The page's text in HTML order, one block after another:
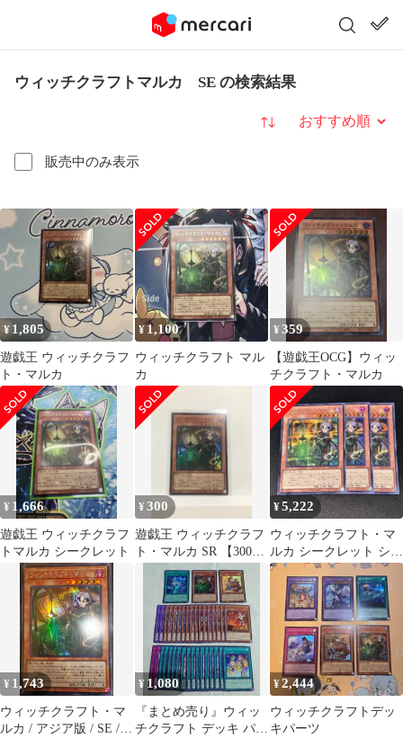
ウィッチクラフトマルカ SE の検索結果
販売中のみ表示
並び替え
¥ 1,805
遊戯王 ウィッチクラフ
ト・マルカ
¥1,100
ウィッチクラフト マル
カ
¥359
【遊戯王OCG】ウィッ
チクラフト・マルカ
¥ 1,666
遊戯王 ウィッチクラフ
トマルカ シークレット
¥300
遊戯王 ウィッチクラフ
ト・マルカ SR 【300円
まとめ買い】
¥5,222
ウィッチクラフト・マ
ルカ シークレット シク
3枚セット 遊戯王 デッ
キパーツ
¥ 1,743
ウィッチクラフト・マ
ルカ / アジア版 / SE /
¥ 1,080
『まとめ売り』ウィッ
チクラフト デッキ パー
¥2,444
ウィッチクラフトデッ
キパーツ